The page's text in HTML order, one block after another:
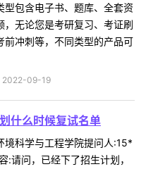
型包含电子书、题库、全套资
，无论您是考研复习、考证刷
前冲刺等，不同类型的产品可
2022-09-19
什么时候复试名单
境科学与工程学院提问人:15*
问，已经下了招生计划，